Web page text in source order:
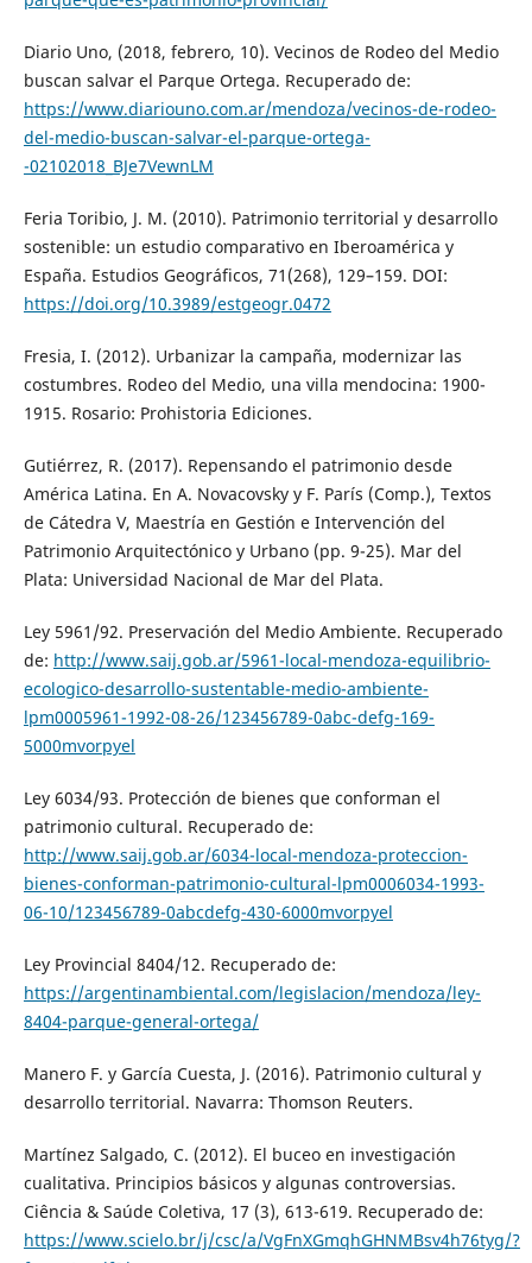
Diario Uno, (2018, febrero, 10). Vecinos de Rodeo del Medio
buscan salvar el Parque Ortega. Recuperado de:
https://www.diariouno.com.ar/mendoza/vecinos-de-rodeo-
del-medio-buscan-salvar-el-parque-ortega-
-02102018_BJe7VewnLM
Feria Toribio, J. M. (2010). Patrimonio territorial y desarrollo
sostenible: un estudio comparativo en Iberoamérica y
España. Estudios Geográficos, 71(268), 129–159. DOI:
https://doi.org/10.3989/estgeogr.0472
Fresia, I. (2012). Urbanizar la campaña, modernizar las
costumbres. Rodeo del Medio, una villa mendocina: 1900-
1915. Rosario: Prohistoria Ediciones.
Gutiérrez, R. (2017). Repensando el patrimonio desde
América Latina. En A. Novacovsky y F. París (Comp.), Textos
de Cátedra V, Maestría en Gestión e Intervención del
Patrimonio Arquitectónico y Urbano (pp. 9-25). Mar del
Plata: Universidad Nacional de Mar del Plata.
Ley 5961/92. Preservación del Medio Ambiente. Recuperado
de: http://www.saij.gob.ar/5961-local-mendoza-equilibrio-
ecologico-desarrollo-sustentable-medio-ambiente-
lpm0005961-1992-08-26/123456789-0abc-defg-169-
5000mvorpyel
Ley 6034/93. Protección de bienes que conforman el
patrimonio cultural. Recuperado de:
http://www.saij.gob.ar/6034-local-mendoza-proteccion-
bienes-conforman-patrimonio-cultural-lpm0006034-1993-
06-10/123456789-0abcdefg-430-6000mvorpyel
Ley Provincial 8404/12. Recuperado de:
https://argentinambiental.com/legislacion/mendoza/ley-
8404-parque-general-ortega/
Manero F. y García Cuesta, J. (2016). Patrimonio cultural y
desarrollo territorial. Navarra: Thomson Reuters.
Martínez Salgado, C. (2012). El buceo en investigación
cualitativa. Principios básicos y algunas controversias.
Ciência & Saúde Coletiva, 17 (3), 613-619. Recuperado de:
https://www.scielo.br/j/csc/a/VgFnXGmqhGHNMBsv4h76tyg/?